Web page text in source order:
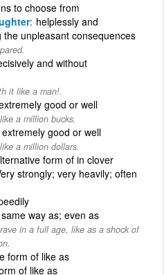
to choose from
helplessly and
unpleasant consequences
and without
it like a man!.
good or well
a million bucks.
extremely good or well
a million dollars.
form of in clover
strongly; very heavily; often
way as; even as
in a full age, like as a shock of
form of like as
of like as